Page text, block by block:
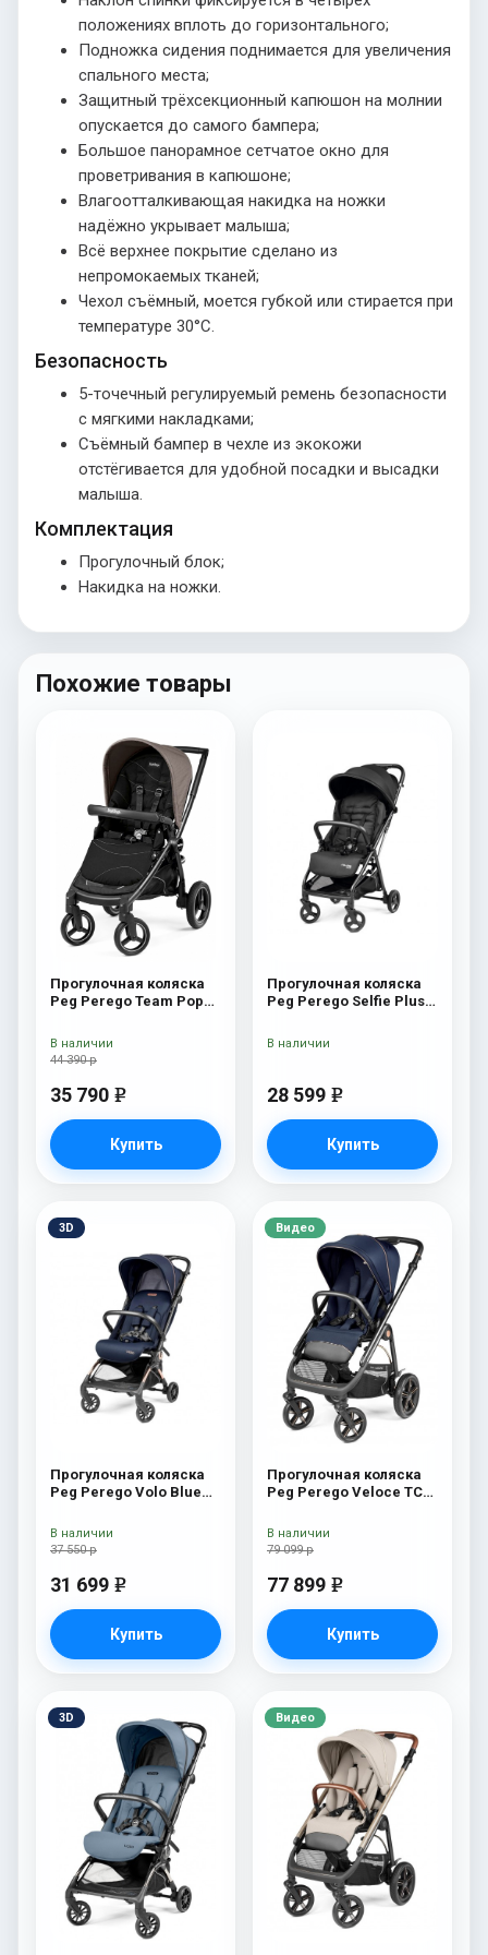
положениях вплоть до горизонтального;
Подножка сидения поднимается для увеличения
спального места;
Защитный трёхсекционный капюшон на молнии
опускается до самого бампера;
Большое панорамное сетчатое окно для
проветривания в капюшоне;
Влагоотталкивающая накидка на ножки
надёжно укрывает малыша;
Всё верхнее покрытие сделано из
непромокаемых тканей;
Чехол съёмный, моется губкой или стирается при
температуре 30°С.
Безопасность
5-точечный регулируемый ремень безопасности
с мягкими накладками;
Съёмный бампер в чехле из экокожи
отстёгивается для удобной посадки и высадки
малыша.
Комплектация
Прогулочный блок;
Накидка на ножки.
Похожие товары
Прогулочная коляска
Peg Perego Team Pop
44 390 р
35 790 e
Купить
В наличии
Прогулочная коляска
Peg Perego Selfie Plus
28 599 e
Купить
В наличии
3D
Прогулочная коляска
Peg Perego Volo Blue
37 550 р
31 699 e
Купить
В наличии
Видео
Прогулочная коляска
Peg Perego Veloce TC
79 099 р
77 899 e
Купить
В наличии
3D Видео